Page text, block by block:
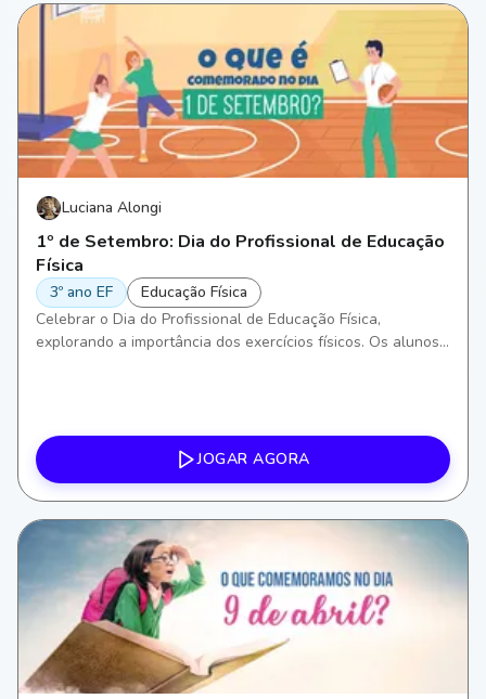
Luciana Alongi
1º de Setembro: Dia do Profissional de Educação
Física
3º ano EF
Educação Física
Celebrar o Dia do Profissional de Educação Física,
explorando a importância dos exercícios físicos. Os alunos
trabalho em equipe.
JOGAR AGORA